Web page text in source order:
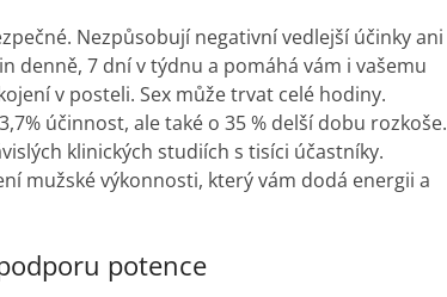
Nezpůsobují negativní vedlejší účinky ani
denně, 7 dní v týdnu a pomáhá vám i vašemu
v posteli. Sex může trvat celé hodiny.
účinnost, ale také o 35 % delší dobu rozkoše.
klinických studiích s tisíci účastníky.
mužské výkonnosti, který vám dodá energii a
potence